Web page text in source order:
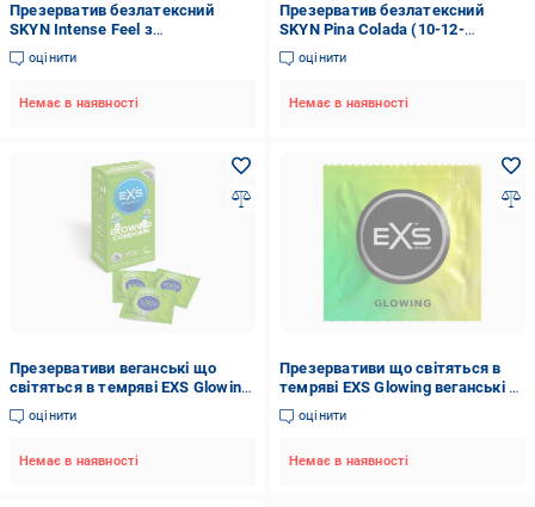
Презерватив безлатексний
SKYN Intense Feel з
поліізопреном (10-12-4504282)
оцінити
Немає в наявності
Презерватив безлатексний
SKYN Pina Colada (10-12-
4504286)
оцінити
Немає в наявності
Презервативи веганські що
світяться в темряві EXS Glowing
12 шт. (07997 /12exsglow)
оцінити
Немає в наявності
Презервативи що світяться в
темряві EXS Glowing веганські 3
шт. (EXS102474/Glowing)
оцінити
Немає в наявності